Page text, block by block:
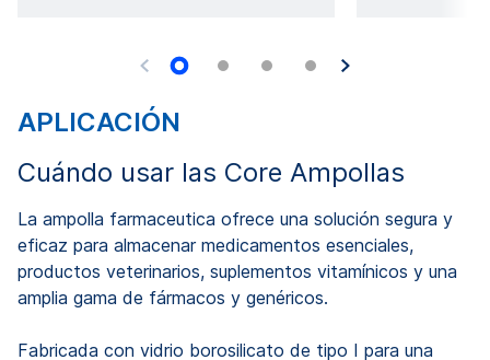
APLICACIÓN
Cuándo usar las Core Ampollas
La ampolla farmaceutica ofrece una solución segura y
eficaz para almacenar medicamentos esenciales,
productos veterinarios, suplementos vitamínicos y una
amplia gama de fármacos y genéricos.
Fabricada con vidrio borosilicato de tipo I para una